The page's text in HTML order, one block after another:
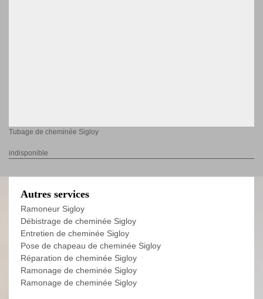
Tubage de cheminée Sigloy
indisponible
Autres services
Ramoneur Sigloy
Débistrage de cheminée Sigloy
Entretien de cheminée Sigloy
Pose de chapeau de cheminée Sigloy
Réparation de cheminée Sigloy
Ramonage de cheminée Sigloy
Ramonage de cheminée Sigloy